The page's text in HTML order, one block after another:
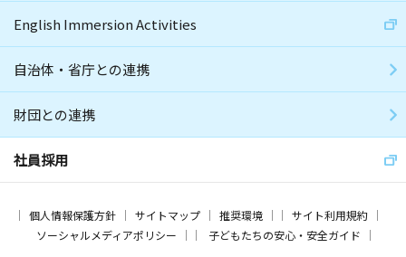
English Immersion Activities
自治体・省庁との連携
財団との連携
社員採用
個人情報保護方針 サイトマップ 推奨環境
サイト利用規約
ソーシャルメディアポリシー
子どもたちの安心・安全ガイド